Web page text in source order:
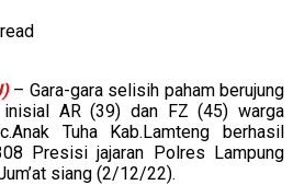
– Gara-gara selisih paham berujung
inisial AR (39) dan FZ (45) warga
Tuha Kab.Lamteng berhasil
Presisi jajaran Polres Lampung
siang (2/12/22).